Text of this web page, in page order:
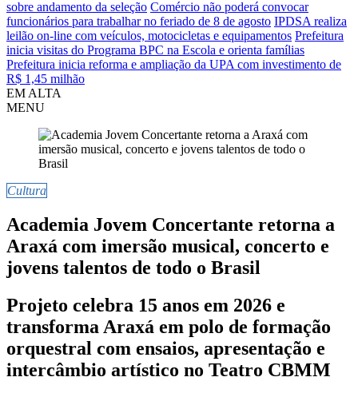
sobre andamento da seleção Comércio não poderá convocar
funcionários para trabalhar no feriado de 8 de agosto IPDSA realiza
leilão on-line com veículos, motocicletas e equipamentos Prefeitura
inicia visitas do Programa BPC na Escola e orienta famílias
Prefeitura inicia reforma e ampliação da UPA com investimento de
R$ 1,45 milhão
EM ALTA
MENU
Cultura
Academia Jovem Concertante retorna a
Araxá com imersão musical, concerto e
jovens talentos de todo o Brasil
Projeto celebra 15 anos em 2026 e
transforma Araxá em polo de formação
orquestral com ensaios, apresentação e
intercâmbio artístico no Teatro CBMM